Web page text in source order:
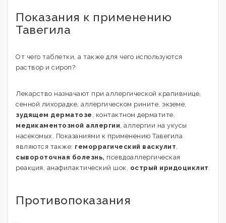
Показания к применению
Тавегила
От чего таблетки, а также для чего используются
раствор и сироп?
Лекарство назначают при аллергической крапивнице,
сенной лихорадке, аллергическом рините, экземе,
зудящем дерматозе , контактном дерматите,
медикаментозной аллергии , аллергии на укусы
насекомых. Показаниями к применению Тавегила
являются также: геморрагический васкулит
сывороточная болезнь, псевдоаллергическая
реакция, анафилактический шок, острый иридоциклит
Противопоказания